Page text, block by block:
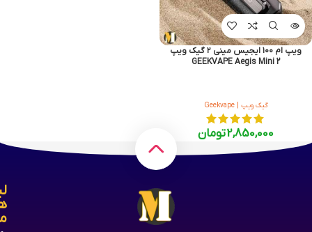
ویپ ام ۱۰۰ ایجیس مینی ۲ گیک ویپ
GEEKVAPE Aegis Mini 2
گیک ویپ | Geekvape
2,850,000تومان